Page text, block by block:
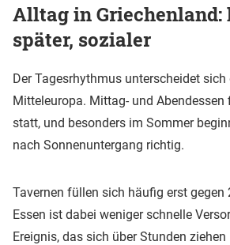
Alltag in Griechenland:
später, sozialer
Der Tagesrhythmus unterscheidet
Mitteleuropa. Mittag- und
statt, und besonders im Sommer
nach Sonnenuntergang richtig.
Tavernen füllen sich häufig erst gegen
Essen ist dabei weniger schnelle
Ereignis, das sich über Stunden ziehen